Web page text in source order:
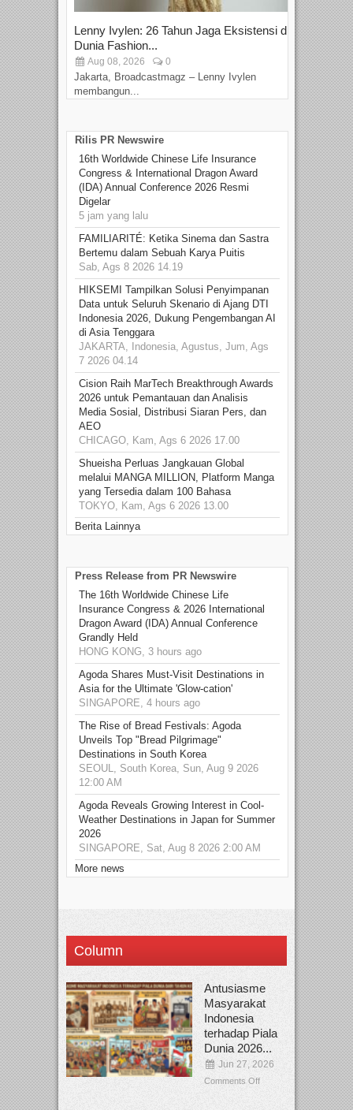
Lenny Ivylen: 26 Tahun Jaga Eksistensi di
Dunia Fashion...
Aug 08, 2026 0
Jakarta, Broadcastmagz – Lenny Ivylen
membangun...
Rilis PR Newswire
16th Worldwide Chinese Life Insurance
Congress & International Dragon Award
(IDA) Annual Conference 2026 Resmi
Digelar
5 jam yang lalu
FAMILIARITÉ: Ketika Sinema dan Sastra
Bertemu dalam Sebuah Karya Puitis
Sab, Ags 8 2026 14.19
HIKSEMI Tampilkan Solusi Penyimpanan
Data untuk Seluruh Skenario di Ajang DTI
Indonesia 2026, Dukung Pengembangan AI
di Asia Tenggara
JAKARTA, Indonesia, Agustus, Jum, Ags
7 2026 04.14
Cision Raih MarTech Breakthrough Awards
2026 untuk Pemantauan dan Analisis
Media Sosial, Distribusi Siaran Pers, dan
AEO
CHICAGO, Kam, Ags 6 2026 17.00
Shueisha Perluas Jangkauan Global
melalui MANGA MILLION, Platform Manga
yang Tersedia dalam 100 Bahasa
TOKYO, Kam, Ags 6 2026 13.00
Berita Lainnya
Press Release from PR Newswire
The 16th Worldwide Chinese Life
Insurance Congress & 2026 International
Dragon Award (IDA) Annual Conference
Grandly Held
HONG KONG, 3 hours ago
Agoda Shares Must-Visit Destinations in
Asia for the Ultimate 'Glow-cation'
SINGAPORE, 4 hours ago
The Rise of Bread Festivals: Agoda
Unveils Top "Bread Pilgrimage"
Destinations in South Korea
SEOUL, South Korea, Sun, Aug 9 2026
12:00 AM
Agoda Reveals Growing Interest in Cool-
Weather Destinations in Japan for Summer
2026
SINGAPORE, Sat, Aug 8 2026 2:00 AM
More news
Column
Antusiasme
Masyarakat
Indonesia
terhadap Piala
Dunia 2026...
Jun 27, 2026
Comments Off